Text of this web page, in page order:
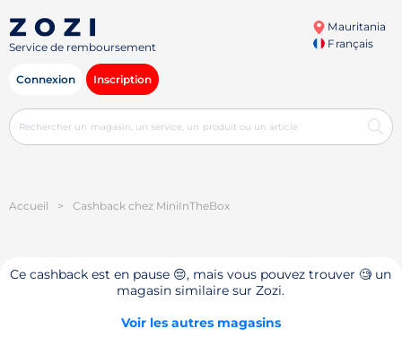
Service de remboursement
Mauritania
Français
Connexion Inscription
Accueil > Cashback chez MiniInTheBox
Ce cashback est en pause 😔, mais vous pouvez trouver 🧐 un
magasin similaire sur Zozi.
Voir les autres magasins